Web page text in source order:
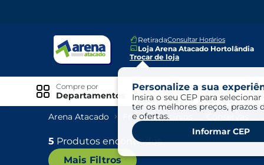
RetiradaConsultar Horários
Loja Arena Atacado Hortolândia
Trocar de loja
Personalize a sua
Insira o seu CEP para
ter os melhores preços, prazos
e ofertas.
Informar CEP
Ofertas
Compre por
Departamentos
Especiais
Exclusivo Online
Arena Atacado Frios E Laticínios
5 Produtos encontrados
Mais Filtros